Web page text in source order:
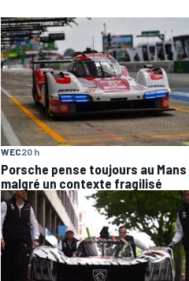
WEC20 h
Porsche pense toujours au Mans
malgré un contexte fragilisé